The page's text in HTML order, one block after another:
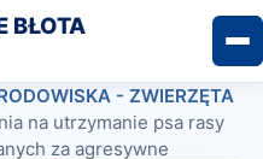
BŁOTA
- ZWIERZĘTA
na utrzymanie psa rasy
za agresywne